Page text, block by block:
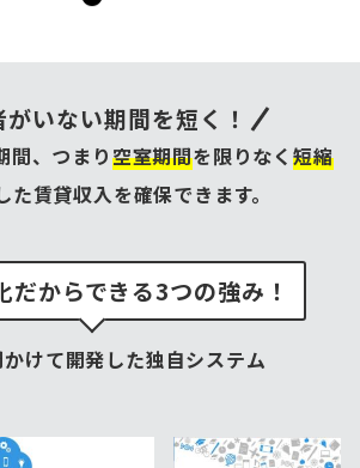
いない期間を短く！
間、つまり空室期間を限りなく 短縮
た賃貸収入を確保できます。
だからできる3つの強み！
けて開発した独自システム